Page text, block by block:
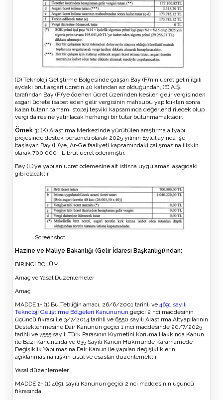
(D) Teknoloji Geliştirme Bölgesinde çalışan Bay (F)’nin ücret geliri ilgili
aydaki brüt asgari ücretin 40 katından az olduğundan, (E) A.Ş.
tarafından Bay (F)’ye ödenen ücret üzerinden kesilen gelir vergisinden
asgari ücrete isabet eden gelir vergisinin mahsubu yapıldıktan sonra
kalan tutarın tamamı stopaj teşviki kapsamında değerlendirilecek olup
vergi dairesine yatırılacak herhangi bir tutar bulunmamaktadır.
Örnek 3: (K) Araştırma Merkezinde yürütülen araştırma altyapı
projesinde destek personeli olarak 2025 yılının Eylül ayında işe
başlayan Bay (L)’ye, Ar-Ge faaliyeti kapsamındaki çalışmasına ilişkin
olarak 700.000 TL brüt ücret ödenmiştir.
Bay (L)’ye yapılan ücret ödemesine ait istisna uygulaması aşağıdaki
gibi olacaktır.
Screenshot
Hazine ve Maliye Bakanlığı (Gelir İdaresi Başkanlığı)’ndan:
BİRİNCİ BÖLÜM
Amaç ve Yasal Düzenlemeler
Amaç
MADDE 1- (1) Bu Tebliğin amacı, 26/6/2001 tarihli ve 4691 sayılı
Teknoloji Geliştirme Bölgeleri Kanununun geçici 2 nci maddesinin
üçüncü fıkrası ile 3/7/2014 tarihli ve 6550 sayılı Araştırma Altyapılarının
Desteklenmesine Dair Kanunun geçici 1 inci maddesinde 20/7/2025
tarihli ve 7555 sayılı Türk Parasının Kıymetini Koruma Hakkında Kanun
ile Bazı Kanunlarda ve 635 Sayılı Kanun Hükmünde Kararnamede
Değişiklik Yapılmasına Dair Kanun ile yapılan değişikliklerin
açıklanmasına ilişkin usul ve esasları düzenlemektir.
Yasal düzenlemeler
MADDE 2- (1) 4691 sayılı Kanunun geçici 2 nci maddesinin üçüncü
fıkrasında;